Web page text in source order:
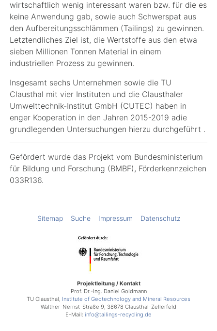
wirtschaftlich wenig interessant waren bzw. für die es
keine Anwendung gab, sowie auch Schwerspat aus
den Aufbereitungsschlämmen (Tailings) zu gewinnen.
Letztendliches Ziel ist, die Wertstoffe aus den etwa
sieben Millionen Tonnen Material in einem
industriellen Prozess zu gewinnen.
Insgesamt sechs Unternehmen sowie die TU
Clausthal mit vier Instituten und die Clausthaler
Umwelttechnik-Institut GmbH (CUTEC) haben in
enger Kooperation in den Jahren 2015-2019 adie
grundlegenden Untersuchungen hierzu durchgeführt .
Gefördert wurde das Projekt vom Bundesministerium
für Bildung und Forschung (BMBF), Förderkennzeichen
033R136.
Sitemap Suche Impressum Datenschutz
Projektleitung / Kontakt
Prof. Dr.-Ing. Daniel Goldmann
TU Clausthal, Institute of Geotechnology and Mineral Resources
Walther-Nernst-Straße 9, 38678 Clausthal-Zellerfeld
E-Mail: info@tailings-recycling.de